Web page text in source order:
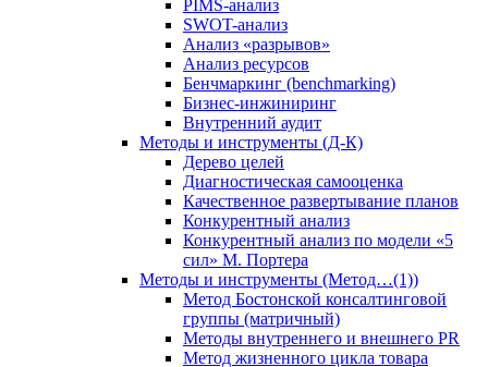
PIMS-анализ
SWOT-анализ
Анализ «разрывов»
Анализ ресурсов
Бенчмаркинг (benchmarking)
Бизнес-инжиниринг
Внутренний аудит
Методы и инструменты (Д-К)
Дерево целей
Диагностическая самооценка
Качественное развертывание планов
Конкурентный анализ
Конкурентный анализ по модели «5
сил» М. Портера
Методы и инструменты (Метод…(1))
Метод Бостонской консалтинговой
группы (матричный)
Методы внутреннего и внешнего PR
Метод жизненного цикла товара